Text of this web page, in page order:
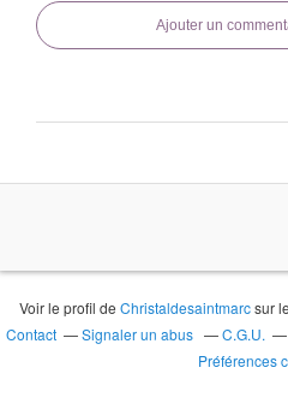
Ajouter un
Voir le profil deChristaldesaintmarcsur
Contact
Signaler un abus C.G.U.
Préférences